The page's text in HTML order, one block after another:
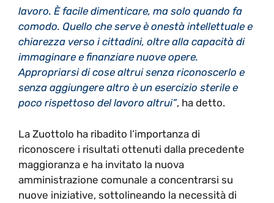
lavoro. È facile dimenticare, ma solo quando fa
comodo. Quello che serve è onestà intellettuale e
chiarezza verso i cittadini, oltre alla capacità di
immaginare e finanziare nuove opere.
Appropriarsi di cose altrui senza riconoscerlo e
senza aggiungere altro è un esercizio sterile e
poco rispettoso del lavoro altrui”, ha detto.
La Zuottolo ha ribadito l’importanza di
riconoscere i risultati ottenuti dalla precedente
maggioranza e ha invitato la nuova
amministrazione comunale a concentrarsi su
nuove iniziative, sottolineando la necessità di